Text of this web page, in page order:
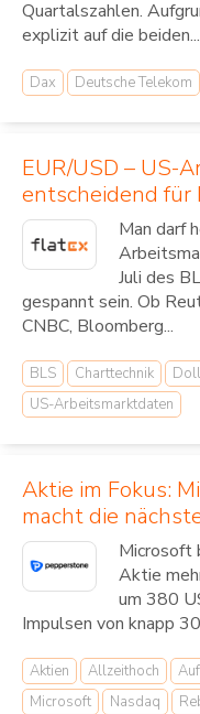
Quartalszahlen.
explizit auf die beiden...
Dax Deutsche Telekom
EUR/USD – US-
entscheidend für
Man darf
Juli des
gespannt sein. Ob
CNBC, Bloomberg...
BLS Charttechnik
US-Arbeitsmarktdaten
Aktie im Fokus:
macht die
Microsoft
Aktie
um 380
Impulsen von knapp
Aktien Allzeithoch
Microsoft
Nasdaq